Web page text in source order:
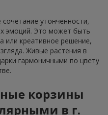
утончённости,
эмоций. Это может быть
или креативное решение,
Живые растения в
гармоничными по цвету
корзины
в г.